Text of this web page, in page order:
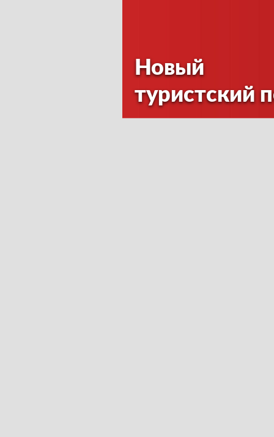
Новый
туристский